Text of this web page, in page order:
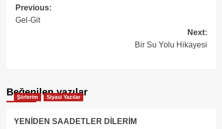
Post
navigation
Previous:
Gel-Git
Next:
Bir Su Yolu Hikayesi
Beğenilen yazılar
Şiirlerim Siyasi Yazılar
YENİDEN SAADETLER DİLERİM